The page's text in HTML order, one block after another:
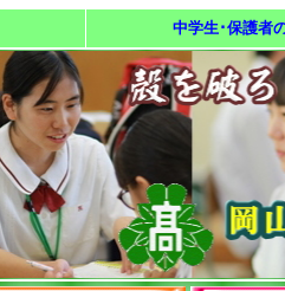
中学生･保護者